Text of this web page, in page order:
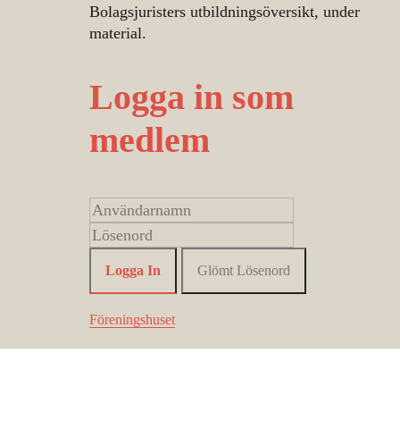
Bolagsjuristers utbildningsöversikt, under
material.
Logga in som
medlem
Föreningshuset